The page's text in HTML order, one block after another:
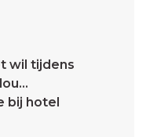
wil tijdens
bij hotel